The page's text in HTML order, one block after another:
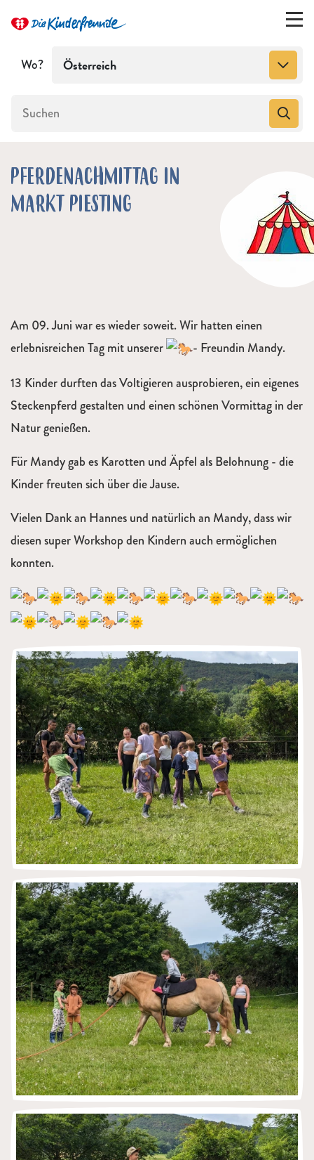
Wo? Österreich
PFERDENACHMITTAG IN
MARKT PIESTING
Am 09. Juni war es wieder soweit. Wir hatten einen
erlebnisreichen Tag mit unserer
- Freundin Mandy.
13 Kinder durften das Voltigieren ausprobieren, ein eigenes
Steckenpferd gestalten und einen schönen Vormittag in der
Natur genießen.
Für Mandy gab es Karotten und Äpfel als Belohnung - die
Kinder freuten sich über die Jause.
Vielen Dank an Hannes und natürlich an Mandy, dass wir
diesen super Workshop den Kindern auch ermöglichen
konnten.